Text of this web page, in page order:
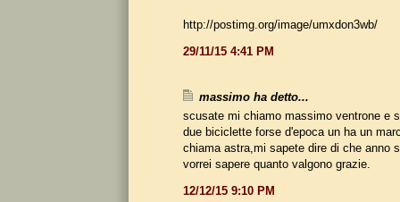
http://postimg.org/image/umxdon3wb/
29/11/15 4:41 PM
massimo ha detto...
scusate mi chiamo massimo ventrone e
due biciclette forse d'epoca un ha un
chiama astra,mi sapete dire di che anno
vorrei sapere quanto valgono grazie.
12/12/15 9:10 PM